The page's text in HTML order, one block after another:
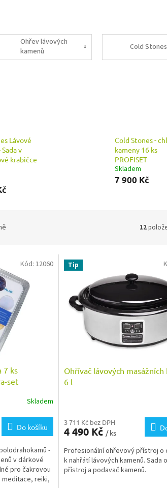
Ohřev lávových
kamenů
Cold Stones
Lávové
v
krabičce
Cold Stones -
kameny 16 ks
PROFISET
Skladem
7 900 Kč
12
7 ks
set
Skladem
Do košíku
-
v dárkové
pro čakrovou
meditace, reiki,
Kód: 12060 Tip
Ohřívač lávových masážních
6 l
produktu
je
z
5
hvězdiček.
3 711 Kč bez DPH
4 490 Kč / ks
Profesionální ohřevový přístroj o
k nahřátí lávových kamenů. Sada
přístroj a podavač kamenů.